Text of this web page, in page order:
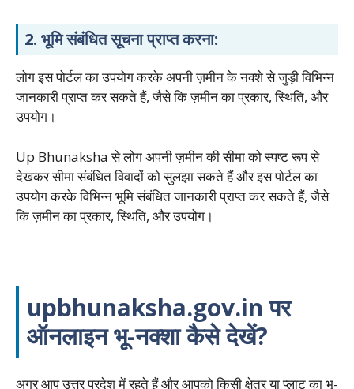
2. भूमि संबंधित सूचना प्राप्त करना:
लोग इस पोर्टल का उपयोग करके अपनी ज़मीन के नक्शे से जुड़ी विभिन्न
जानकारी प्राप्त कर सकते हैं, जैसे कि ज़मीन का प्रकार, स्थिति, और
उपयोग।
Up Bhunaksha से लोग अपनी ज़मीन की सीमा को स्पष्ट रूप से
देखकर सीमा संबंधित विवादों को सुलझा सकते हैं और इस पोर्टल का
उपयोग करके विभिन्न भूमि संबंधित जानकारी प्राप्त कर सकते हैं, जैसे
कि ज़मीन का प्रकार, स्थिति, और उपयोग।
upbhunaksha.gov.in पर
ऑनलाइन भू-नक्शा कैसे देखें?
अगर आप उत्तर प्रदेश में रहते हैं और आपको किसी क्षेत्र या प्लाट का भू-